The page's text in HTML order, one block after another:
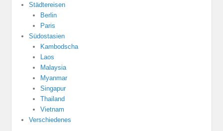
Städtereisen
Berlin
Paris
Südostasien
Kambodscha
Laos
Malaysia
Myanmar
Singapur
Thailand
Vietnam
Verschiedenes